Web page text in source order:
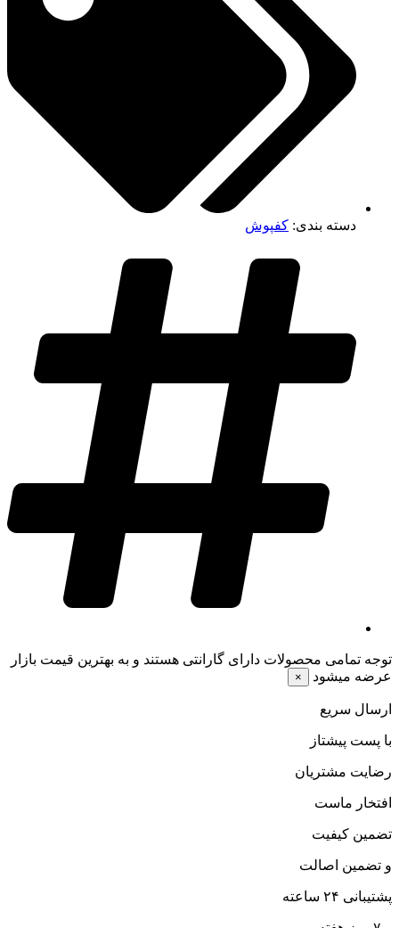
دسته بندی: کفپوش
توجه تمامی محصولات دارای گارانتی هستند و به بهترین قیمت بازار
عرضه میشود
×
ارسال سریع
با پست پیشتاز
رضایت مشتریان
افتخار ماست
تضمین کیفیت
و تضمین اصالت
پشتیبانی ۲۴ ساعته